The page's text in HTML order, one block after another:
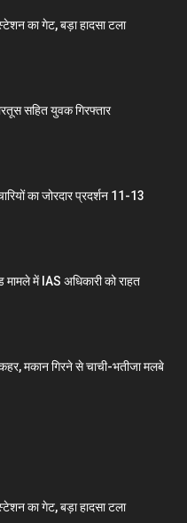
का गेट, बड़ा हादसा टला
सहित युवक गिरफ्तार
का जोरदार प्रदर्शन 11-13
में IAS अधिकारी को राहत
कहर, मकान गिरने से चाची-भतीजा मलबे
का गेट, बड़ा हादसा टला